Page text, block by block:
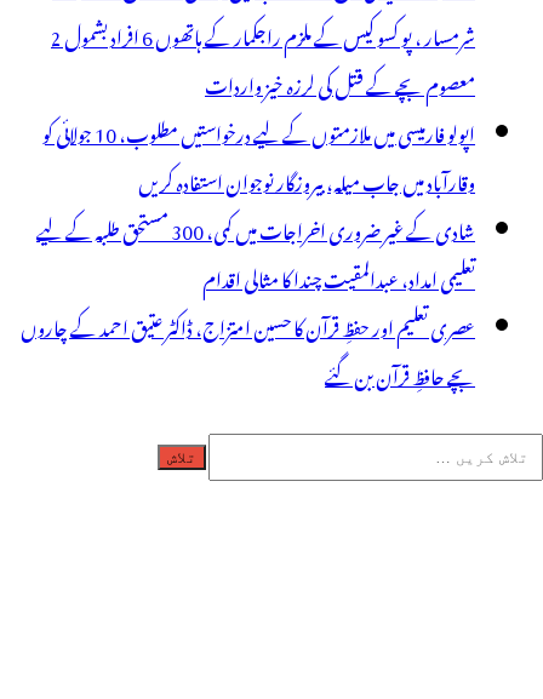
شرمسار ، پو کسو کیس کے ملزم راجکمار کے ہاتھوں 6 افراد بشمول 2
معصوم بچے کے قتل کی لرزہ خیز واردات
اپولو فارمیسی میں ملازمتوں کے لیے درخواستیں مطلوب، 10 جولائی کو
وقارآباد میں جاب میلہ، بیروزگار نوجوان استفادہ کریں
شادی کے غیر ضروری اخراجات میں کمی، 300 مستحق طلبہ کے لیے
تعلیمی امداد، عبدالمقیت چندا کا مثالی اقدام
عصری تعلیم اور حفظِ قرآن کا حسین امتزاج، ڈاکٹر عتیق احمد کے چاروں
بچے حافظِ قرآن بن گئے